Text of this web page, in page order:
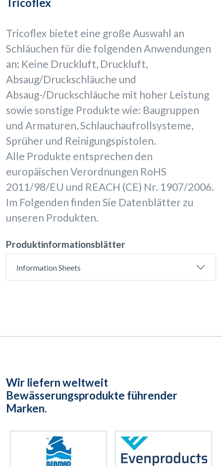
Tricoflex
Tricoflex bietet eine große Auswahl an
Schläuchen für die folgenden Anwendungen
an: Keine Druckluft, Druckluft,
Absaug/Druckschläuche und
Absaug-/Druckschläuche mit hoher Leistung
sowie sonstige Produkte wie: Baugruppen
und Armaturen, Schlauchaufrollsysteme,
Sprüher und Reinigungspistolen.
Alle Produkte entsprechen den
europäischen Verordnungen RoHS
2011/98/EU und REACH (CE) Nr. 1907/2006.
Im Folgenden finden Sie Datenblätter zu
unseren Produkten.
Produktinformationsblätter
Information Sheets
Wir liefern weltweit
Bewässerungsprodukte führender
Marken.